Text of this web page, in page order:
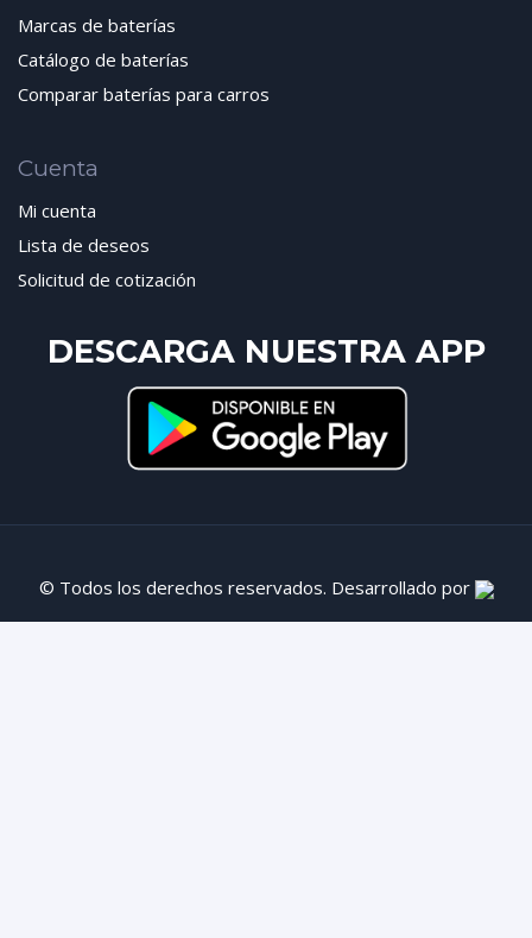
Marcas de baterías
Catálogo de baterías
Comparar baterías para carros
Cuenta
Mi cuenta
Lista de deseos
Solicitud de cotización
DESCARGA NUESTRA APP
© Todos los derechos reservados. Desarrollado por